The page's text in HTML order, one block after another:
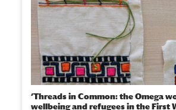
‘Threads in Common: the Omega
wellbeing and refugees in the First